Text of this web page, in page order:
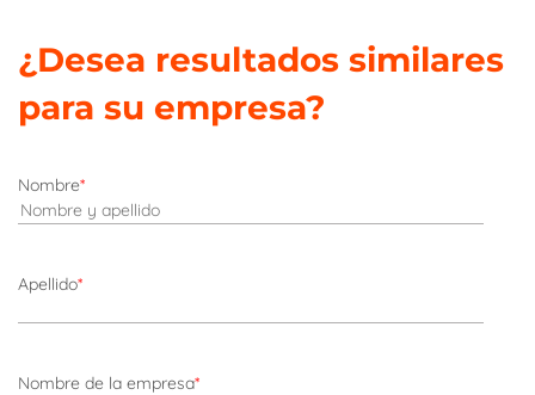
¿Desea resultados similares
para su empresa?
Nombre*
Apellido*
Nombre de la empresa*